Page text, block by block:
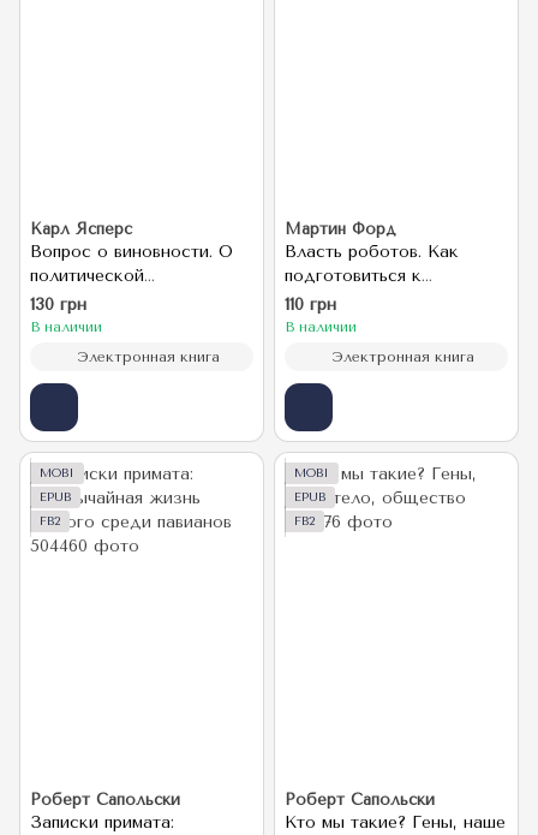
Карл Ясперс
Вопрос о виновности. О
политической
ответственности Германии
130 грн
В наличии
Электронная книга
Мартин Форд
Власть роботов. Как
подготовиться к
неизбежному
110 грн
В наличии
Электронная книга
MOBI
EPUB
FB2
Роберт Сапольски
Записки примата:
MOBI
EPUB
FB2
Роберт Сапольски
Кто мы такие? Гены, наше